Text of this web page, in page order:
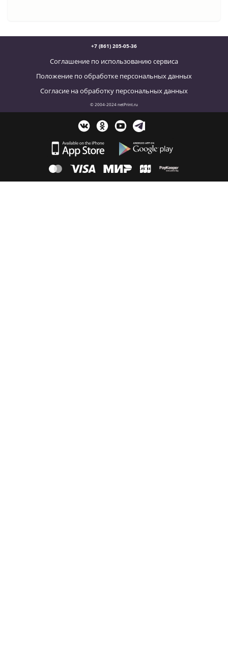
+7 (861) 205-05-36
Соглашение по использованию сервиса
Положение по обработке персональных данных
Согласие на обработку персональных данных
© 2004-2024 netPrint.ru